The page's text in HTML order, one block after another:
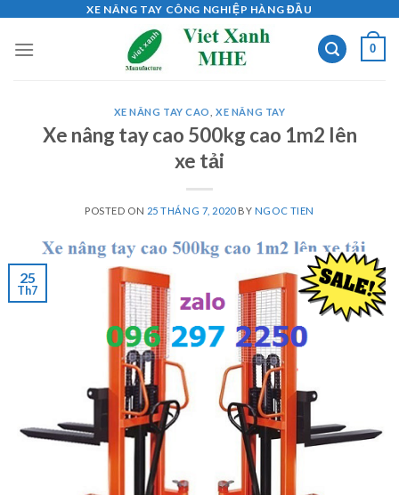
content
XE NÂNG TAY CÔNG NGHIỆP HÀNG ĐẦU
0
XE NÂNG TAY CAO ,XE NÂNG TAY
Xe nâng tay cao 500kg cao 1m2 lên
xe tải
POSTED ON 25 THÁNG 7, 2020BY NGOC TIEN
25
Th7